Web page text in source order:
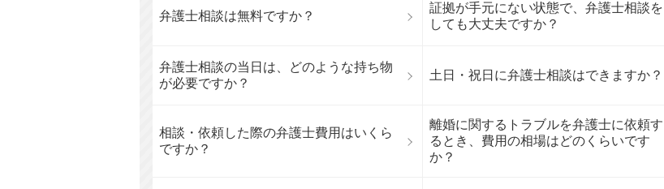
弁護士相談は無料ですか？
証拠が手元にない状態で、弁護士相談を
しても大丈夫ですか？
弁護士相談の当日は、どのような持ち物
が必要ですか？
土日・祝日に弁護士相談はできますか？
相談・依頼した際の弁護士費用はいくら
ですか？
離婚に関するトラブルを弁護士に依頼す
るとき、費用の相場はどのくらいです
か？